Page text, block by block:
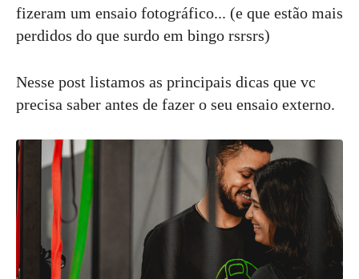
fizeram um ensaio fotográfico... (e que estão mais
perdidos do que surdo em bingo rsrsrs)
Nesse post listamos as principais dicas que vc
precisa saber antes de fazer o seu ensaio externo.